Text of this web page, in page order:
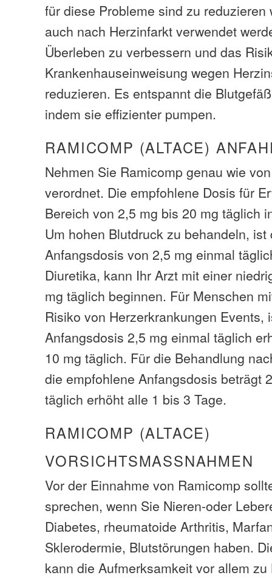
für diese Probleme sind zu reduzieren
auch nach Herzinfarkt verwendet
Überleben zu verbessern und das
Krankenhauseinweisung wegen
reduzieren. Es entspannt die
indem sie effizienter pumpen.
RAMICOMP (ALTACE)
Nehmen Sie Ramicomp genau wie
verordnet. Die empfohlene Dosis für
Bereich von 2,5 mg bis 20 mg täglich
Um hohen Blutdruck zu behandeln,
Anfangsdosis von 2,5 mg einmal
Diuretika, kann Ihr Arzt mit einer
mg täglich beginnen. Für Menschen
Risiko von Herzerkrankungen Events,
Anfangsdosis 2,5 mg einmal täglich
10 mg täglich. Für die Behandlung
die empfohlene Anfangsdosis beträgt
täglich erhöht alle 1 bis 3 Tage.
RAMICOMP (ALTACE)
VORSICHTSMASSNAHMEN
Vor der Einnahme von Ramicomp
sprechen, wenn Sie Nieren-oder
Diabetes, rheumatoide Arthritis,
Sklerodermie, Blutstörungen haben.
kann die Aufmerksamkeit vor allem zu